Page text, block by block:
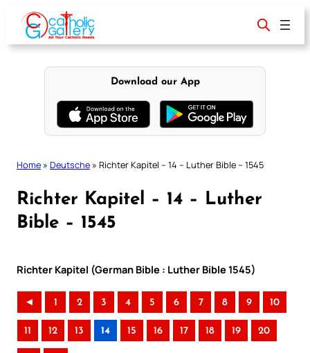
content
Download our App
Home » Deutsche » Richter Kapitel – 14 – Luther Bible – 1545
Richter Kapitel – 14 – Luther
Bible – 1545
Richter Kapitel (German Bible : Luther Bible 1545)
◄ 1 2 3 4 5 6 7 8 9 10
11 12 13 14 15 16 17 18 19 20